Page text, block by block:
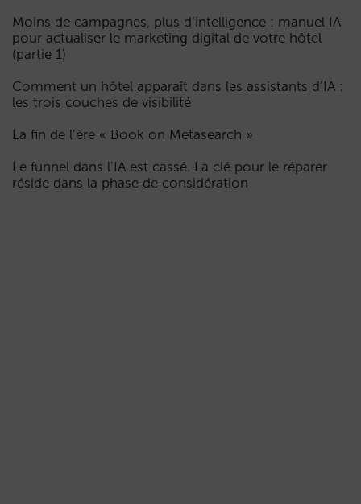
Moins de campagnes, plus d’intelligence : manuel IA
pour actualiser le marketing digital de votre hôtel
(partie 1)
Comment un hôtel apparaît dans les assistants d’IA :
les trois couches de visibilité
La fin de l’ère « Book on Metasearch »
Le funnel dans l’IA est cassé. La clé pour le réparer
réside dans la phase de considération